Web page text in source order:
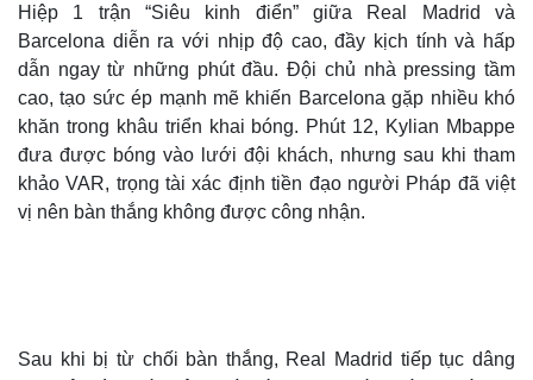
Ảnh: Reuters.
23:03
45+1': BÀN THẮNG BỊ TỪ CHỐI !!!Mbappe đã đưa được
45+4': KHÔNG ĐƯỢC !!!Kylian Mbappe xâm nhập vòng